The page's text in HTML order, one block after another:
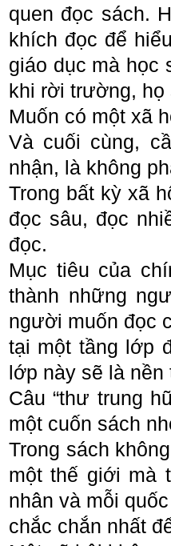
quen đọc sách.
khích đọc để
giáo dục mà học
khi rời trường, họ
Muốn có một xã
Và cuối cùng,
nhận, là không
Trong bất kỳ xã
đọc sâu, đọc
đọc.
Mục tiêu của
thành những
người muốn đọc
tại một tầng lớp
lớp này sẽ là
Câu “thư trung
một cuốn sách
Trong sách
một thế giới mà
nhân và mỗi
chắc chắn nhất